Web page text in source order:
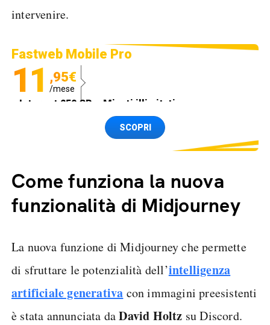
intervenire.
Fastweb Mobile Pro
11 ,95€
/mese
Internet 250 GB e Minuti illimitati
Spedizione SIM GRATISSCOPRI
Come funziona la nuova
funzionalità di Midjourney
La nuova funzione di Midjourney che permette
di sfruttare le potenzialità dell’intelligenza
artificiale generativa con immagini preesistenti
è stata annunciata daDavid Holtz su Discord.